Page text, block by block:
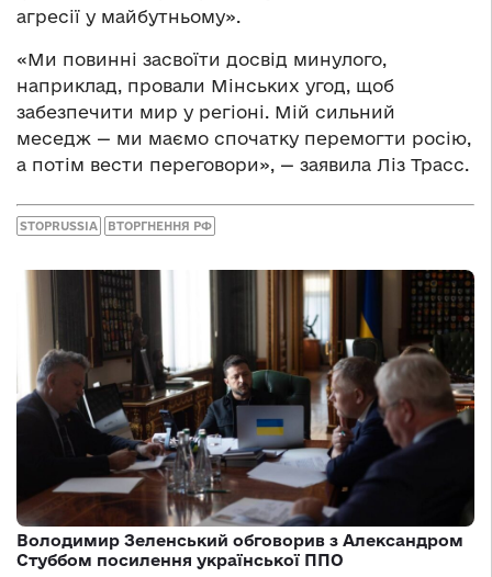
агресії у майбутньому».
«Ми повинні засвоїти досвід минулого,
наприклад, провали Мінських угод, щоб
забезпечити мир у регіоні. Мій сильний
меседж — ми маємо спочатку перемогти росію,
а потім вести переговори», — заявила Ліз Трасс.
STOPRUSSIA ВТОРГНЕННЯ РФ
Володимир Зеленський обговорив з Александром
Стуббом посилення української ППО